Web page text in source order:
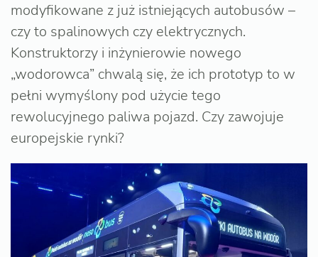
modyfikowane z już istniejących autobusów –
czy to spalinowych czy elektrycznych.
Konstruktorzy i inżynierowie nowego
„wodorowca” chwalą się, że ich prototyp to w
pełni wymyślony pod użycie tego
rewolucyjnego paliwa pojazd. Czy zawojuje
europejskie rynki?